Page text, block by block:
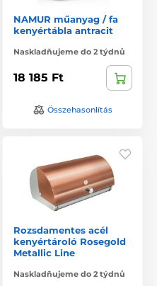
NAMUR műanyag / fa
kenyértábla antracit
Naskladňujeme do 2 týdnů
18 185 Ft
Összehasonlítás
Rozsdamentes acél
kenyértároló Rosegold
Metallic Line
Naskladňujeme do 2 týdnů